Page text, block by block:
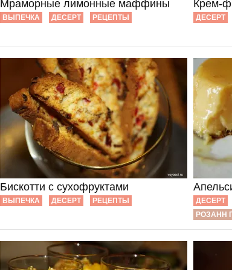
Мраморные лимонные маффины
ВЫПЕЧКА ДЕСЕРТ РЕЦЕПТЫ
Крем-
ДЕСЕРТ
Бискотти с сухофруктами
ВЫПЕЧКА ДЕСЕРТ РЕЦЕПТЫ
ДЕСЕРТ
РОЗАНН